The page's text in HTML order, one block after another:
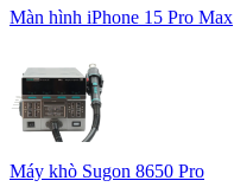
Màn hình iPhone 15 Pro Max
Máy khò Sugon 8650 Pro